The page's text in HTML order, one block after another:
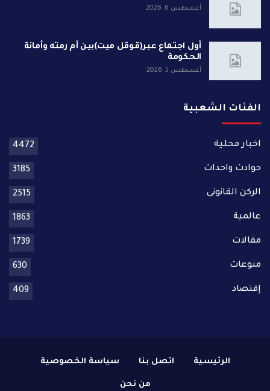
أغسطس 6, 2026
أول اجتماع عبر(قوقل ميت)بين أم رمته وأمانة
الحكومة
أغسطس 5, 2026
الفئات الشعبية
اخبار محلية 4472
حوادث واحداث 3185
الركن القانونى 2515
عالمية 1863
مقالات 1739
منوعات 630
إقتصاد 409
الرئيسية اتصل بنا سياسة الخصوصية
من نحن